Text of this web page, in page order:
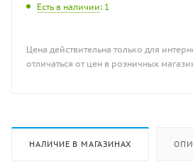
Есть в наличии: 1
Цена действительна только для
отличаться от цен в розничных
НАЛИЧИЕ В МАГАЗИНАХ